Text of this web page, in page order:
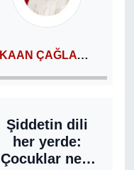
KAAN ÇAĞLAYANGÖL
Şiddetin dili
her yerde:
Çocuklar neyi